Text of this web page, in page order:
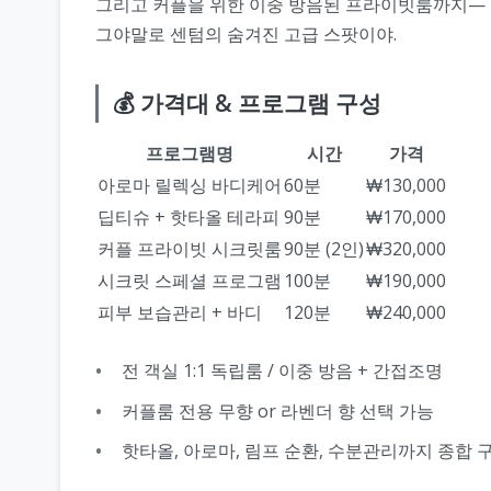
그야말로 센텀의 숨겨진 고급 스팟이야.
💰 가격대 & 프로그램 구성
프로그램명 시간
가격
아로마 릴렉싱 바디케어60분
₩130,000
딥티슈 + 핫타올 테라피 90분
₩170,000
커플 프라이빗 시크릿룸90분 (2인)₩320,000
시크릿 스페셜 프로그램 100분
₩190,000
피부 보습관리 + 바디
120분 ₩240,000
전 객실 1:1 독립룸 / 이중 방음 + 간접조명
커플룸 전용 무향 or 라벤더 향 선택 가능
핫타올, 아로마, 림프 순환, 수분관리까지 종합